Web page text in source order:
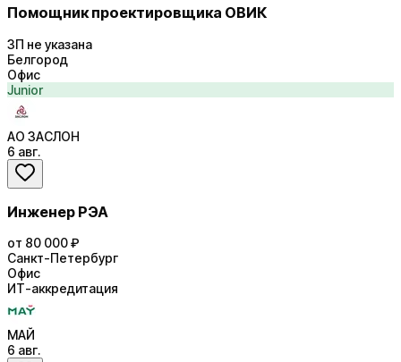
Помощник проектировщика ОВИК
ЗП не указана
Белгород
Офис
Junior
АО ЗАСЛОН
6 авг.
Инженер РЭА
от 80 000 ₽
Санкт-Петербург
Офис
ИТ-аккредитация
МАЙ
6 авг.